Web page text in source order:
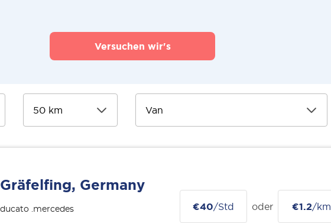
Versuchen wir's
Gräfelfing, Germany
.mercedes €40/Std oder €1.2/km